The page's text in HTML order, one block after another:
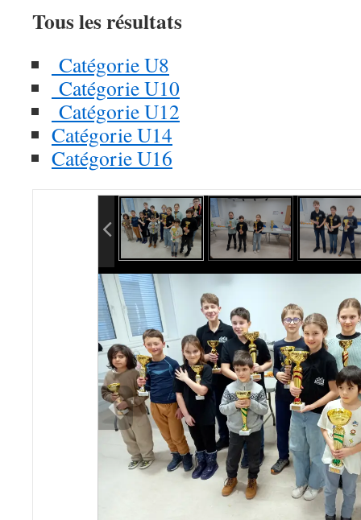
Tous les résultats
Catégorie U8
Catégorie U10
Catégorie U12
Catégorie U14
Catégorie U16